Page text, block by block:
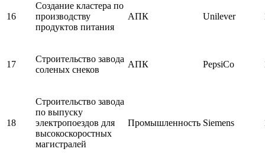
16
Создание кластера по
производству
продуктов питания
АПК Unilever
17
Строительство завода
соленых снеков
АПК PepsiCo
18
Строительство завода
по выпуску
электропоездов для
высокоскоростных
магистралей
Промышленность Siemens